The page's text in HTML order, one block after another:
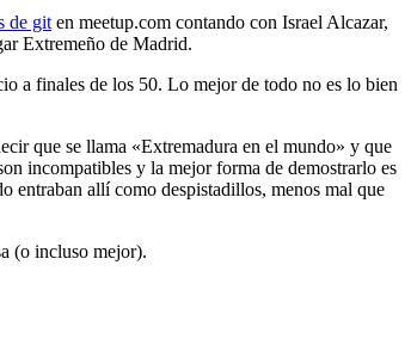
de git en meetup.com contando con Israel Alcazar,
Extremeño de Madrid.
a finales de los 50. Lo mejor de todo no es lo bien
que se llama «Extremadura en el mundo» y que
incompatibles y la mejor forma de demostrarlo es
entraban allí como despistadillos, menos mal que
(o incluso mejor).